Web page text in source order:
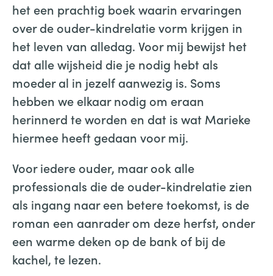
het een prachtig boek waarin ervaringen
over de ouder-kindrelatie vorm krijgen in
het leven van alledag. Voor mij bewijst het
dat alle wijsheid die je nodig hebt als
moeder al in jezelf aanwezig is. Soms
hebben we elkaar nodig om eraan
herinnerd te worden en dat is wat Marieke
hiermee heeft gedaan voor mij.
Voor iedere ouder, maar ook alle
professionals die de ouder-kindrelatie zien
als ingang naar een betere toekomst, is de
roman een aanrader om deze herfst, onder
een warme deken op de bank of bij de
kachel, te lezen.